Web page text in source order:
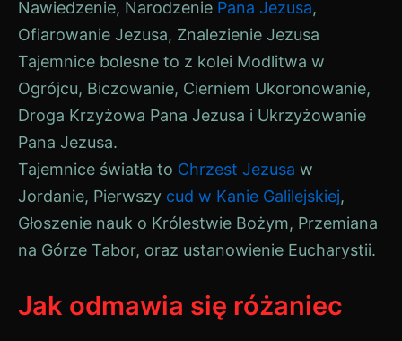
Nawiedzenie, Narodzenie Pana Jezusa,
Ofiarowanie Jezusa, Znalezienie Jezusa
Tajemnice bolesne to z kolei Modlitwa w
Ogrójcu, Biczowanie, Cierniem Ukoronowanie,
Droga Krzyżowa Pana Jezusa i Ukrzyżowanie
Pana Jezusa.
Tajemnice światła to Chrzest Jezusa w
Jordanie, Pierwszy cud w Kanie Galilejskiej,
Głoszenie nauk o Królestwie Bożym, Przemiana
na Górze Tabor, oraz ustanowienie Eucharystii.
Jak odmawia się różaniec